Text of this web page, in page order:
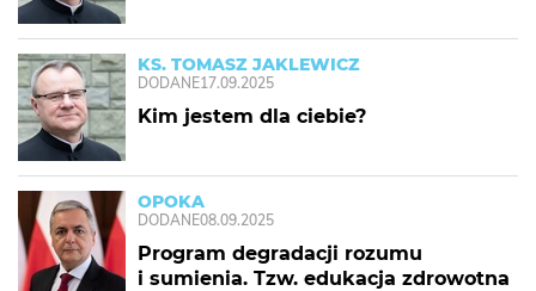
KS. TOMASZ JAKLEWICZ
DODANE17.09.2025
Kim jestem dla ciebie?
OPOKA
DODANE08.09.2025
Program degradacji rozumu
i sumienia. Tzw. edukacja zdrowotna